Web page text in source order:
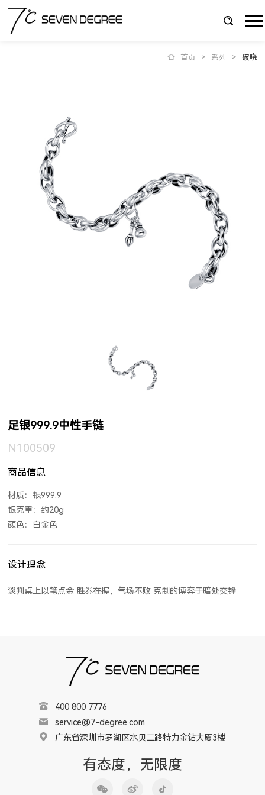
首页 > 系列 > 破晓
足银999.9中性手链
N100509
商品信息
材质：银999.9
银克重：约20g
颜色：白金色
设计理念
谈判桌上以笔点金 胜券在握，气场不败 克制的博弈于暗处交锋
400 800 7776
service@7-degree.com
广东省深圳市罗湖区水贝二路特力金钻大厦3楼
有态度，无限度